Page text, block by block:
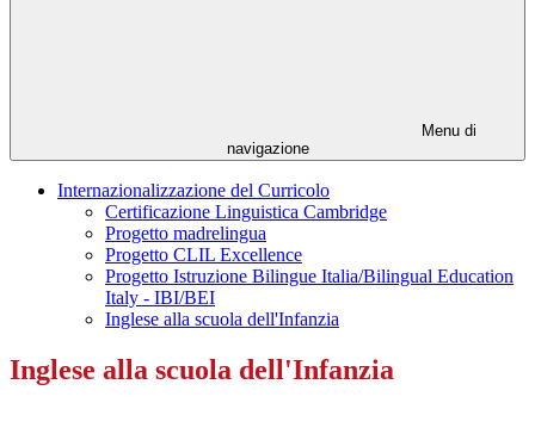
Menu di
navigazione
Internazionalizzazione del Curricolo
Certificazione Linguistica Cambridge
Progetto madrelingua
Progetto CLIL Excellence
Progetto Istruzione Bilingue Italia/Bilingual Education
Italy - IBI/BEI
Inglese alla scuola dell'Infanzia
Inglese alla scuola dell'Infanzia